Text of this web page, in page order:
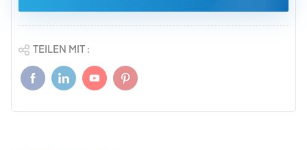
TEILEN MIT :